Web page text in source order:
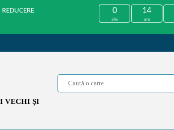
0
zile
14
ore
VECHI ŞI